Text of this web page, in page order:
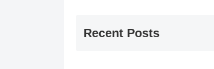
Recent Posts